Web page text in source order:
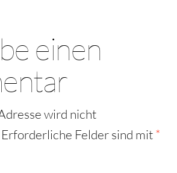
einen
wird nicht
Erforderliche Felder sind mit*